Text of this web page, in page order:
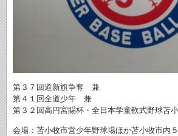
第３７回道新旗争奪 兼
第４１回全道少年 兼
第３２回高円宮賜杯・全日本学童軟式野球苫
会場：苫小牧市営少年野球場ほか苫小牧市内